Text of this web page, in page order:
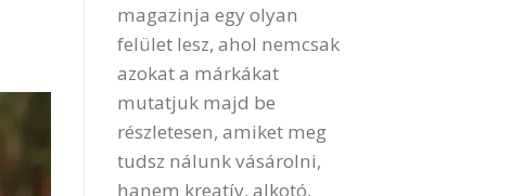
magazinja egy olyan
felület lesz, ahol nemcsak
azokat a márkákat
mutatjuk majd be
részletesen, amiket meg
tudsz nálunk vásárolni,
hanem kreatív, alkotó,